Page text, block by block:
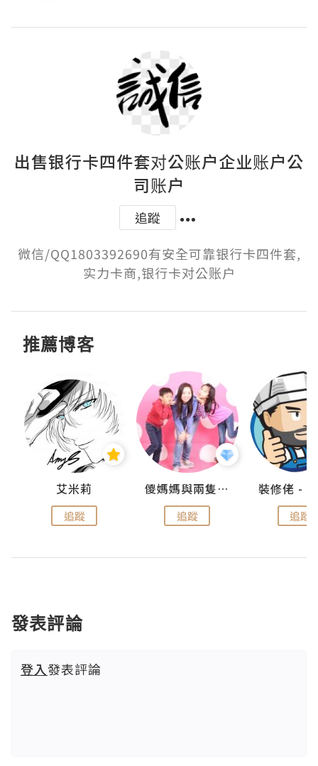
出售银行卡四件套对公账户企业账户公
司账户
追蹤
微信/QQ1803392690有安全可靠银行卡四件套,
实力卡商,银行卡对公账户
推薦博客
艾米莉
追蹤
儍媽媽與兩隻小魔怪之家
追蹤 追蹤
發表評論
登入發表評論